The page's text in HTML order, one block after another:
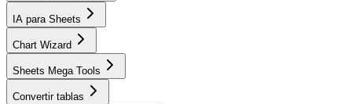
IA para Sheets
Chart Wizard
Sheets Mega Tools
Convertir tablas